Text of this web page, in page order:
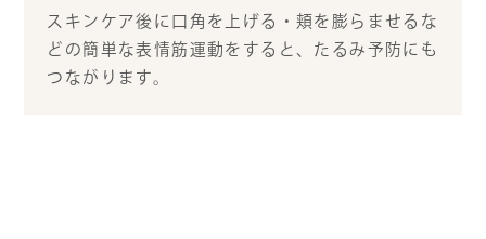
スキンケア後に口角を上げる・頬を膨らませるな
どの簡単な表情筋運動をすると、たるみ予防にも
つながります。